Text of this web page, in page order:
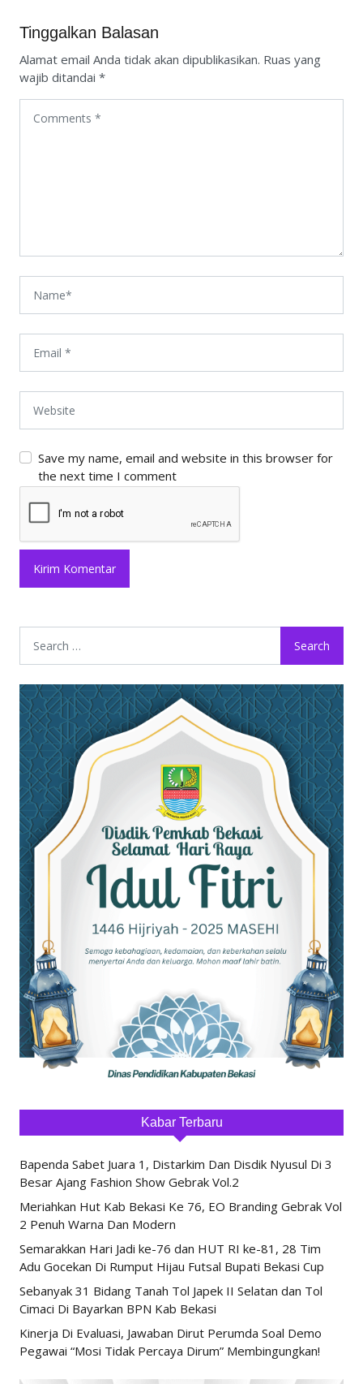
Tinggalkan Balasan
Alamat email Anda tidak akan dipublikasikan. Ruas yang
wajib ditandai *
Save my name, email and website in this browser for
the next time I comment
Kabar Terbaru
Bapenda Sabet Juara 1, Distarkim Dan Disdik Nyusul Di 3
Besar Ajang Fashion Show Gebrak Vol.2
Meriahkan Hut Kab Bekasi Ke 76, EO Branding Gebrak Vol
2 Penuh Warna Dan Modern
Semarakkan Hari Jadi ke-76 dan HUT RI ke-81, 28 Tim
Adu Gocekan Di Rumput Hijau Futsal Bupati Bekasi Cup
Sebanyak 31 Bidang Tanah Tol Japek II Selatan dan Tol
Cimaci Di Bayarkan BPN Kab Bekasi
Kinerja Di Evaluasi, Jawaban Dirut Perumda Soal Demo
Pegawai “Mosi Tidak Percaya Dirum” Membingungkan!